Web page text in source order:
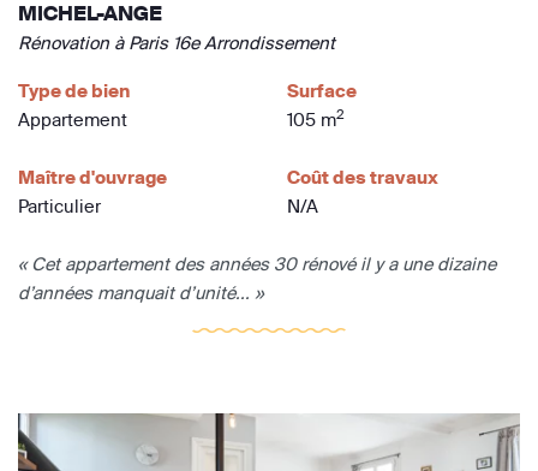
MICHEL-ANGE
Rénovation à Paris 16e Arrondissement
Type de bien
Appartement
Surface
105 m2
Maître d'ouvrage
Particulier
Coût des travaux
N/A
« Cet appartement des années 30 rénové il y a une dizaine
d’années manquait d’unité... »